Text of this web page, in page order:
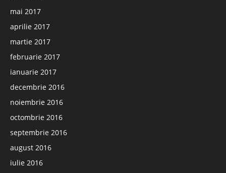
mai 2017
aprilie 2017
martie 2017
februarie 2017
ianuarie 2017
decembrie 2016
noiembrie 2016
octombrie 2016
septembrie 2016
august 2016
iulie 2016